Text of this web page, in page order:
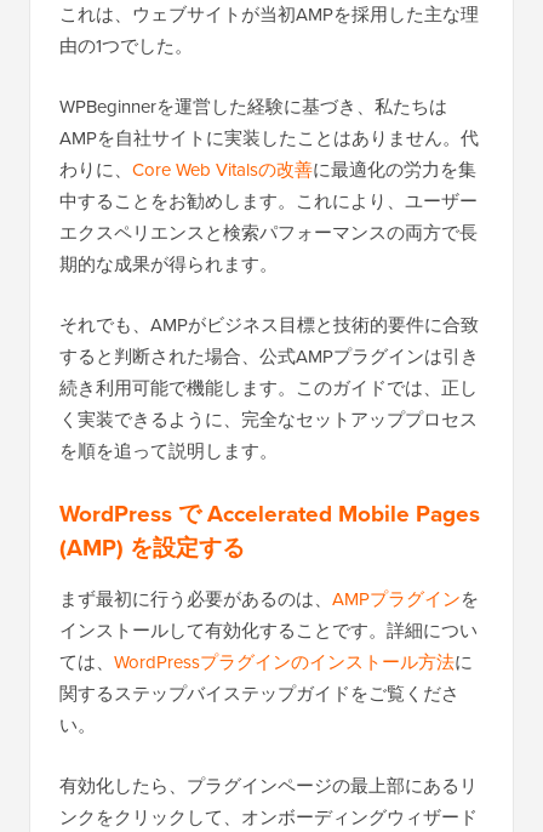
これは、ウェブサイトが当初AMPを採用した主な理
由の1つでした。
WPBeginnerを運営した経験に基づき、私たちは
AMPを自社サイトに実装したことはありません。代
わりに、 Core Web Vitalsの改善に最適化の労力を集
中することをお勧めします。これにより、ユーザー
エクスペリエンスと検索パフォーマンスの両方で長
期的な成果が得られます。
それでも、AMPがビジネス目標と技術的要件に合致
すると判断された場合、公式AMPプラグインは引き
続き利用可能で機能します。このガイドでは、正し
く実装できるように、完全なセットアッププロセス
を順を追って説明します。
WordPress で Accelerated Mobile Pages
(AMP) を設定する
まず最初に行う必要があるのは、 AMPプラグインを
インストールして有効化することです。詳細につい
ては、 WordPressプラグインのインストール方法に
関するステップバイステップガイドをご覧くださ
い。
有効化したら、プラグインページの最上部にあるリ
ンクをクリックして、オンボーディングウィザード